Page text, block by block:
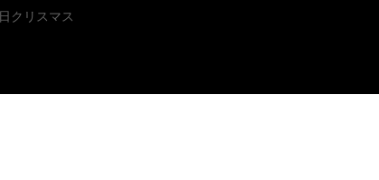
クリスマス